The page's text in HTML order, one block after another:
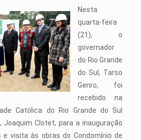
Nesta
quarta-feira
(21), o
governador
do Rio Grande
do Sul, Tarso
Genro, foi
recebido na
Católica do Rio Grande do Sul
Joaquim Clotet, para a inauguração
e visita às obras do Condomínio de